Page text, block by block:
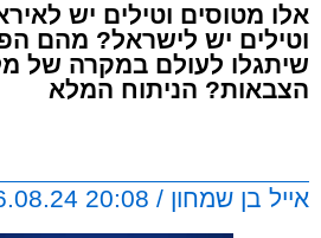
אלו מטוסים וטילים יש
וטילים יש לישראל? מהם
שיתגלו לעולם במקרה של
הצבאות? הניתוח המלא
אייל בן שמחון / 20:08 06.08.24